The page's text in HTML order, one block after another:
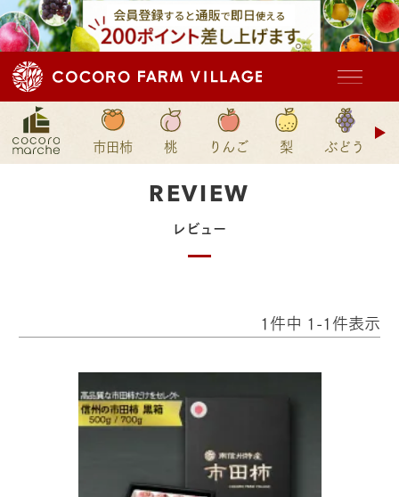
市田柿 桃 りんご 梨 ぶどう ド
REVIEW
レビュー
1件中 1-1件表示